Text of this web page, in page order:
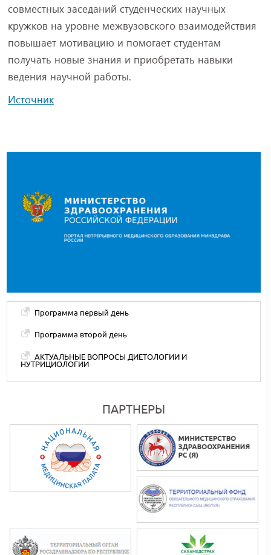
совместных заседаний студенческих научных
кружков на уровне межвузовского взаимодействия
повышает мотивацию и помогает студентам
получать новые знания и приобретать навыки
ведения научной работы.
Источник
Программа первый день
Программа второй день
АКТУАЛЬНЫЕ ВОПРОСЫ ДИЕТОЛОГИИ И
НУТРИЦИОЛОГИИ
ПАРТНЕРЫ